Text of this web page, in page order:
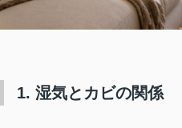
1. 湿気とカビの関係